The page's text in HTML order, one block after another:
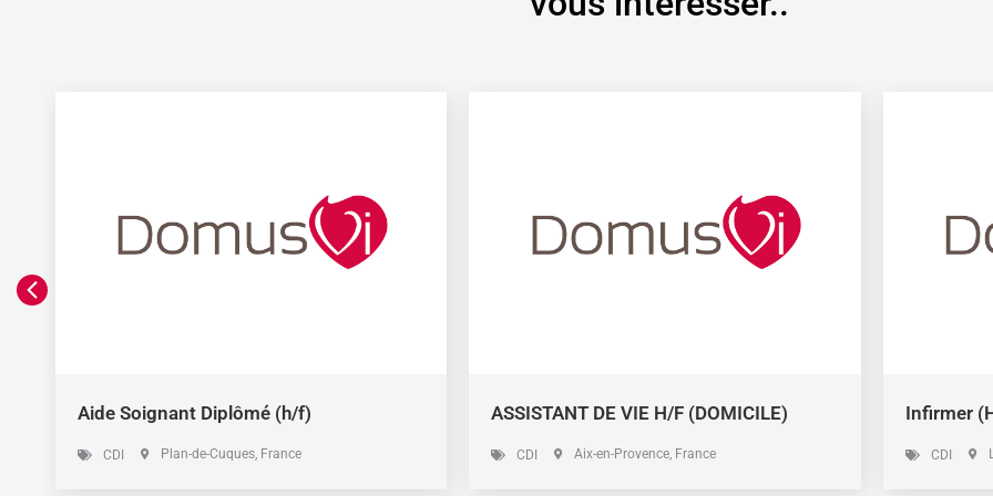
Aide Soignant Diplômé (h/f)
CDI Plan-de-Cuques , France
ASSISTANT DE VIE H/F (DOMICILE)
CDI Aix-en-Provence , France
Infirmer
CDI